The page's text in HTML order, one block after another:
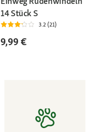
14 Stück S
3.2 (21)
9,99 €